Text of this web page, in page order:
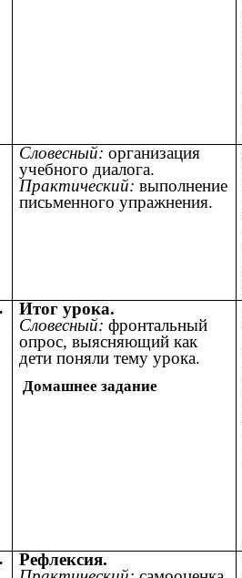
Словесный: организация
учебного диалога.
Практический: выполнение
письменного упражнения.
Итог урока.
Словесный: фронтальный
опрос, выясняющий как
дети поняли тему урока.
Домашнее задание
Рефлексия.